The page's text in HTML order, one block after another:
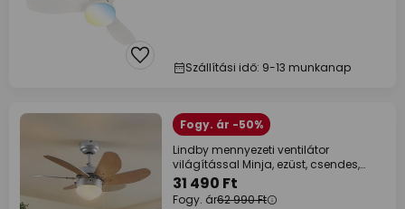
Szállítási idő: 9-13 munkanap
Fogy. ár -50%
Lindby mennyezeti ventilátor
világítással Minja, ezüst, csendes,
78cm
31 490 Ft
Fogy. ár62 990 Ft